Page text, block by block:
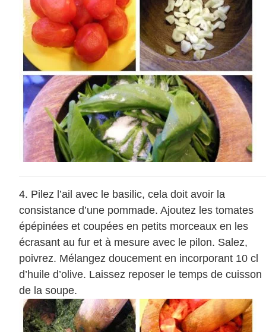
Pilez l’ail avec le basilic, cela doit avoir la
consistance d’une pommade. Ajoutez les tomates
épépinées et coupées en petits morceaux en les
écrasant au fur et à mesure avec le pilon. Salez,
poivrez. Mélangez doucement en incorporant 10 cl
d’huile d’olive. Laissez reposer le temps de cuisson
de la soupe.